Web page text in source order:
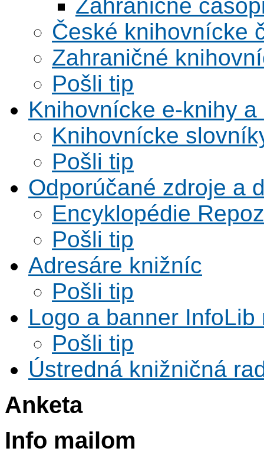
Zahraničné
České knihovnícke
Zahraničné
Pošli tip
Knihovnícke e-knihy
Knihovnícke
Pošli tip
Odporúčané zdroje a
Encyklopédie
Pošli tip
Adresáre knižníc
Pošli tip
Logo a banner InfoLib
Pošli tip
Ústredná knižničná
Anketa
Info mailom